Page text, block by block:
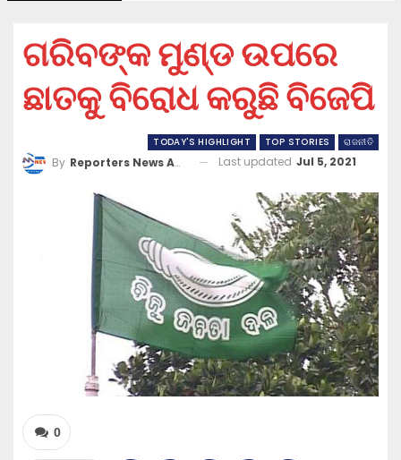
ଗରିବଙ୍କ ମୁଣ୍ଡ ଉପରେ
ଛାତକୁ ବିରୋଧ କରୁଛି ବିଜେପି
TODAY'S HIGHLIGHT TOP STORIES ରାଜନୀତି
By Reporters News Agency Last updated Jul 5, 2021
0